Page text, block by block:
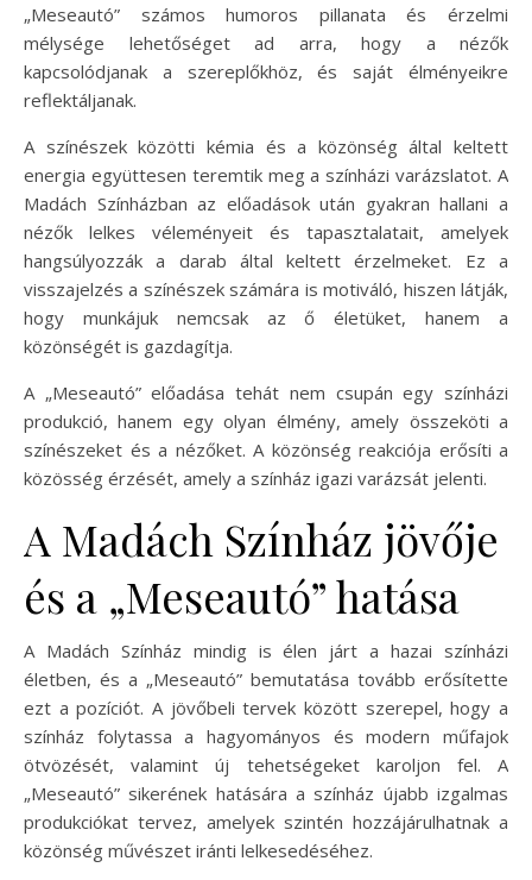
„Meseautó” számos humoros pillanata és érzelmi
mélysége lehetőséget ad arra, hogy a nézők
kapcsolódjanak a szereplőkhöz, és saját élményeikre
reflektáljanak.
A színészek közötti kémia és a közönség által keltett
energia együttesen teremtik meg a színházi varázslatot. A
Madách Színházban az előadások után gyakran hallani a
nézők lelkes véleményeit és tapasztalatait, amelyek
hangsúlyozzák a darab által keltett érzelmeket. Ez a
visszajelzés a színészek számára is motiváló, hiszen látják,
hogy munkájuk nemcsak az ő életüket, hanem a
közönségét is gazdagítja.
A „Meseautó” előadása tehát nem csupán egy színházi
produkció, hanem egy olyan élmény, amely összeköti a
színészeket és a nézőket. A közönség reakciója erősíti a
közösség érzését, amely a színház igazi varázsát jelenti.
A Madách Színház jövője
és a „Meseautó” hatása
A Madách Színház mindig is élen járt a hazai színházi
életben, és a „Meseautó” bemutatása tovább erősítette
ezt a pozíciót. A jövőbeli tervek között szerepel, hogy a
színház folytassa a hagyományos és modern műfajok
ötvözését, valamint új tehetségeket karoljon fel. A
„Meseautó” sikerének hatására a színház újabb izgalmas
produkciókat tervez, amelyek szintén hozzájárulhatnak a
közönség művészet iránti lelkesedéséhez.